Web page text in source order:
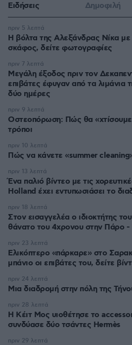
Ειδήσεις Δημοφιλή
Η βόλτα της Αλεξάνδρας Νίκα με
σκάφος, δείτε φωτογραφίες
πριν 5 λεπτά
Μεγάλη έξοδος πριν τον
επιβάτες έφυγαν από τα λιμάνια
δύο ημέρες
πριν 7 λεπτά
Οστεοπόρωση: Πώς θα
τρόποι
πριν 9 λεπτά
Πώς να κάνετε «summer
πριν 10 λεπτά
Ένα παλιό βίντεο με τις
Holland έχει εντυπωσιάσει το
πριν 13 λεπτά
Στον εισαγγελέα ο ιδιοκτήτης
θάνατο του 4χρονου στην Πάρο -
πριν 18 λεπτά
Ελικόπτερο «πάρκαρε» στο
μπάνιο οι επιβάτες του, δείτε
πριν 23 λεπτά
Μια διαδρομή στην πόλη της
πριν 24 λεπτά
Η Κέιτ Μος υιοθέτησε τo
συνδύασε δύο τσάντες Hermès
πριν 28 λεπτά
πριν 29 λεπτά